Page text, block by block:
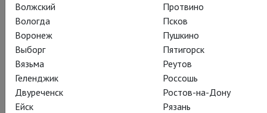
Волжский
Вологда
Воронеж
Выборг
Вязьма
Геленджик
Двуреченск
Ейск
Протвино
Псков
Пушкино
Пятигорск
Реутов
Россошь
Ростов-на-Дону
Рязань